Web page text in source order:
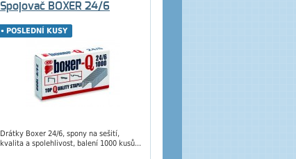
Spojovač BOXER 24/6
POSLEDNÍ KUSY
POSLEDNÍ KUSY
Drátky Boxer 24/6, spony na sešití,
kvalita a spolehlivost, balení 1000 kusů...